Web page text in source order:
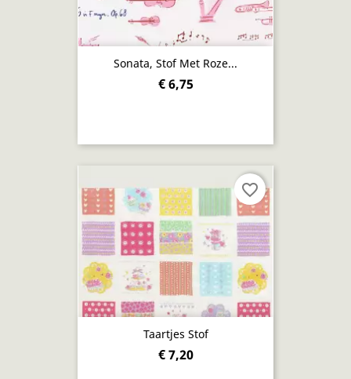
Sonata, Stof Met Roze...
€ 6,75
Taartjes Stof
€ 7,20
favorite_border